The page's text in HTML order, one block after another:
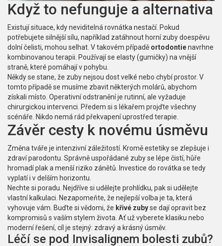
Když to nefunguje a alternativa
Existují situace, kdy neviditelná rovnátka nestačí. Pokud
potřebujete silnější sílu, například zatáhnout horní zuby doespěvu
dolní čelisti, mohou selhat. V takovém případě ortodontienavrhne
kombinovanou terapii. Používají se elasty (gumičky) na vnější
straně, které pomáhají v pohybu.
Někdy se stane, že zuby nejsou dost velké nebo chybí prostor. V
tomto případě se musíme zbavit některých molárů, abychom
získali místo. Operativní odstranění je rutinní, ale vyžaduje
chirurgickou intervenci. Předem si s lékařem projďte všechny
scénáře. Nikdo nemá rád překvapení uprostřed terapie.
Závěr cesty k novému úsměvu
Změna tváře je intenzivní záležitostí. Kromě estetiky se zlepšuje i
zdraví parodontu. Správně uspořádané zuby se lépe čistí, hůře
hromadí plak a menší riziko zánětů. Investice do rovátka se tedy
vyplatí i v delším horizontu.
Nechte si poradu. Nejdříve si udělejte prohlídku, pak si udělejte
vlastní kalkulaci. Nezapomeňte, že nejlepší volba je ta, která
vyhovuje vám. Buďte si vědomi, že křivé zubyse dají opravit bez
kompromisů s vaším stylem života. Ať už vyberete klasiku nebo
moderní řešení, cíl je stejný: zdravý a krásný úsměv.
Léčí se pod Invisalignem bolesti zubů?